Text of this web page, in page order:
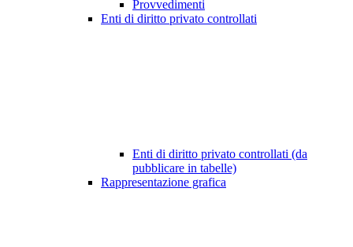
Provvedimenti
Enti di diritto privato controllati
Enti di diritto privato controllati (da
pubblicare in tabelle)
Rappresentazione grafica